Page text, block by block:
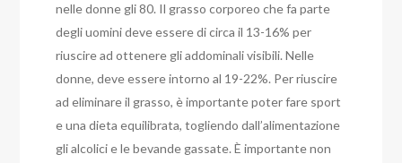
nelle donne gli 80. Il grasso corporeo che fa parte
degli uomini deve essere di circa il 13-16% per
riuscire ad ottenere gli addominali visibili. Nelle
donne, deve essere intorno al 19-22%. Per riuscire
ad eliminare il grasso, è importante poter fare sport
e una dieta equilibrata, togliendo dall’alimentazione
gli alcolici e le bevande gassate. È importante non